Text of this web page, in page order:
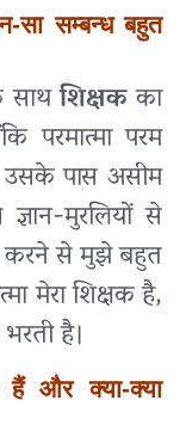
सा सम्बन्ध बहुत
साथशिक्षकका
परमात्मा परम
उसके पास असीम
मुरलियों से
करने से मुझे बहुत
मेरा शिक्षक है,
है।
और क्या-क्या